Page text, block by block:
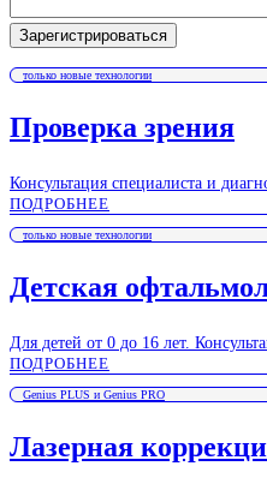
только новые технологии
Проверка зрения
Консультация специалиста и
ПОДРОБНЕЕ
только новые технологии
Детская
Для детей от 0 до 16 лет.
ПОДРОБНЕЕ
Genius PLUS и Genius PRO
Лазерная